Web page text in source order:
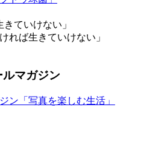
ていけない」
マガジン
ン「写真を楽しむ生活」